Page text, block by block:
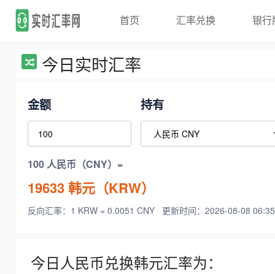
首页 汇率兑换 银行
今日实时汇率
金额 持有
100 人民币（CNY）=
19633韩元（KRW）
反向汇率：1 KRW = 0.0051 CNY 更新时间：2026-08-08
今日人民币兑换韩元汇率为：